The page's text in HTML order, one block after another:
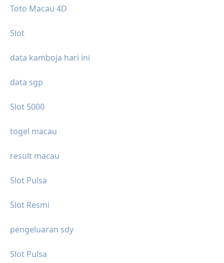
Toto Macau 4D
Slot
data kamboja hari ini
data sgp
Slot 5000
togel macau
result macau
Slot Pulsa
Slot Resmi
pengeluaran sdy
Slot Pulsa